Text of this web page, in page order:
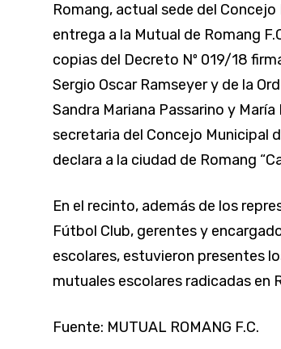
Romang, actual sede del
entrega a la Mutual de Romang
copias del Decreto Nº 019/18
Sergio Oscar Ramseyer y de la
Sandra Mariana Passarino y
secretaria del Concejo Municipal
declara a la ciudad de Romang
En el recinto, además de los
Fútbol Club, gerentes y
escolares, estuvieron presentes
mutuales escolares radicadas en
Fuente: MUTUAL ROMANG F.C.